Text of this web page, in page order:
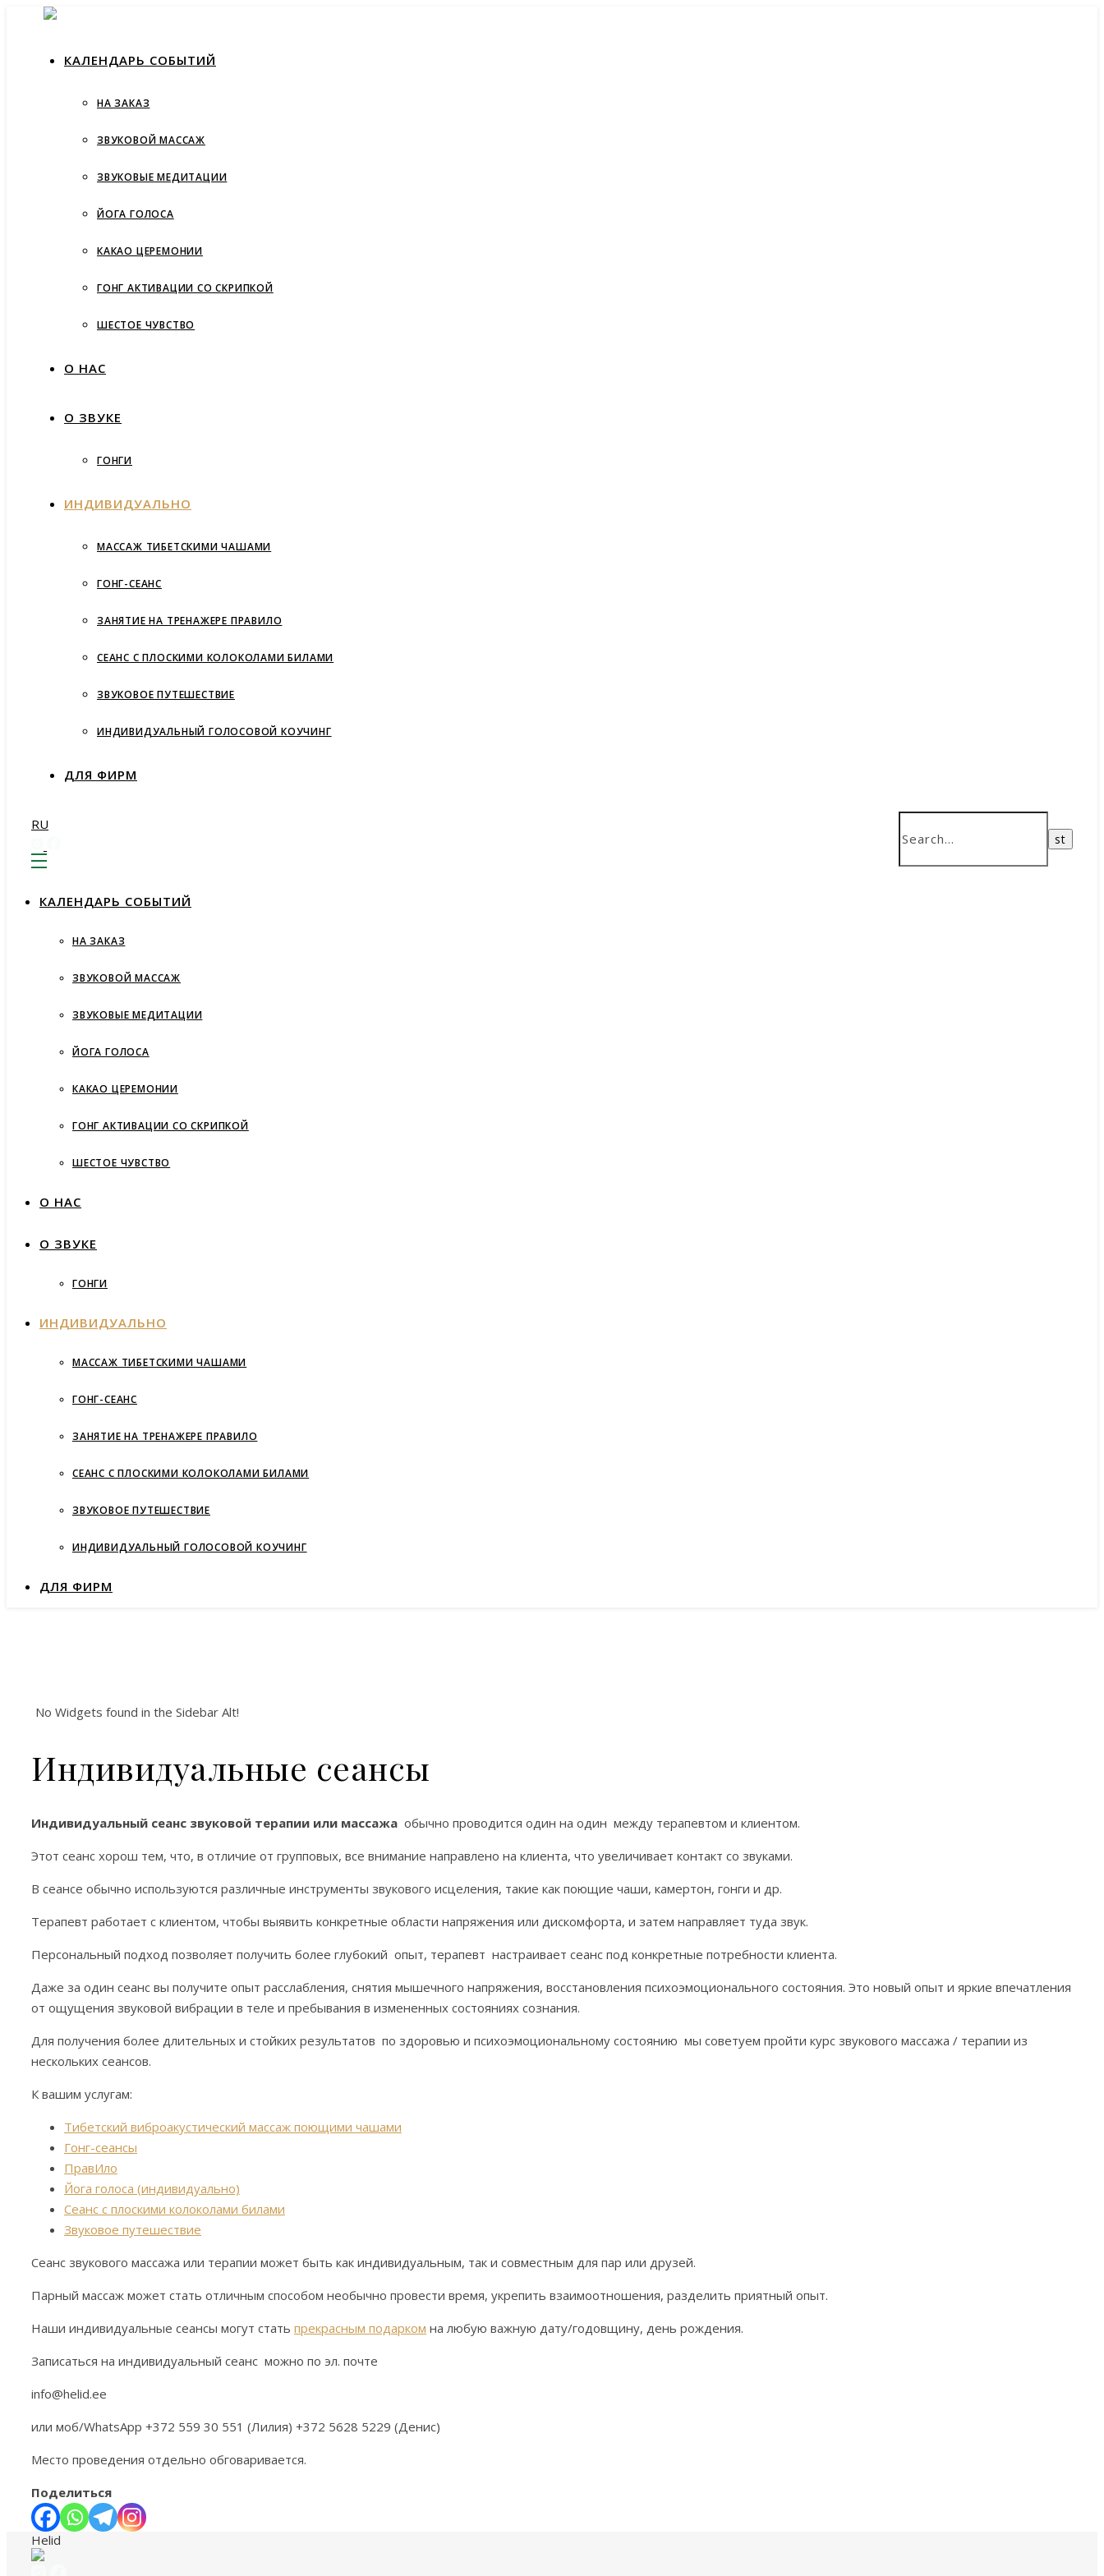
КАЛЕНДАРЬ СОБЫТИЙ
НА ЗАКАЗ
ЗВУКОВОЙ МАССАЖ
ЗВУКОВЫЕ МЕДИТАЦИИ
ЙОГА ГОЛОСА
КАКАО ЦЕРЕМОНИИ
ГОНГ АКТИВАЦИИ СО СКРИПКОЙ
ШЕСТОЕ ЧУВСТВО
О НАС
О ЗВУКЕ
ГОНГИ
ИНДИВИДУАЛЬНО
МАССАЖ ТИБЕТСКИМИ ЧАШАМИ
ГОНГ-СЕАНС
ЗАНЯТИЕ НА ТРЕНАЖЕРЕ ПРАВИЛО
СЕАНС С ПЛОСКИМИ КОЛОКОЛАМИ БИЛАМИ
ЗВУКОВОЕ ПУТЕШЕСТВИЕ
ИНДИВИДУАЛЬНЫЙ ГОЛОСОВОЙ КОУЧИНГ
ДЛЯ ФИРМ
RU
КАЛЕНДАРЬ СОБЫТИЙ
НА ЗАКАЗ
ЗВУКОВОЙ МАССАЖ
ЗВУКОВЫЕ МЕДИТАЦИИ
ЙОГА ГОЛОСА
КАКАО ЦЕРЕМОНИИ
ГОНГ АКТИВАЦИИ СО СКРИПКОЙ
ШЕСТОЕ ЧУВСТВО
О НАС
О ЗВУКЕ
ГОНГИ
ИНДИВИДУАЛЬНО
МАССАЖ ТИБЕТСКИМИ ЧАШАМИ
ГОНГ-СЕАНС
ЗАНЯТИЕ НА ТРЕНАЖЕРЕ ПРАВИЛО
СЕАНС С ПЛОСКИМИ КОЛОКОЛАМИ БИЛАМИ
ЗВУКОВОЕ ПУТЕШЕСТВИЕ
ИНДИВИДУАЛЬНЫЙ ГОЛОСОВОЙ КОУЧИНГ
ДЛЯ ФИРМ
No Widgets found in the Sidebar Alt!
Индивидуальные сеансы
Индивидуальный сеанс звуковой терапии или массажа обычно проводится один на один между терапевтом и клиентом.
Этот сеанс хорош тем, что, в отличие от групповых, все внимание направлено на клиента, что увеличивает контакт со звуками.
В сеансе обычно используются различные инструменты звукового исцеления, такие как поющие чаши, камертон, гонги и др.
Терапевт работает с клиентом, чтобы выявить конкретные области напряжения или дискомфорта, и затем направляет туда звук.
Персональный подход позволяет получить более глубокий опыт, терапевт настраивает сеанс под конкретные потребности клиента.
Даже за один сеанс вы получите опыт расслабления, снятия мышечного напряжения, восстановления психоэмоционального состояния. Это новый опыт и яркие впечатления
от ощущения звуковой вибрации в теле и пребывания в измененных состояниях сознания.
Для получения более длительных и стойких результатов по здоровью и психоэмоциональному состоянию мы советуем пройти курс звукового массажа / терапии из
нескольких сеансов.
К вашим услугам:
Тибетский виброакустический массаж поющими чашами
Гонг-сеансы
ПравИло
Йога голоса (индивидуально)
Сеанс с плоскими колоколами билами
Звуковое путешествие
Сеанс звукового массажа или терапии может быть как индивидуальным, так и совместным для пар или друзей.
Парный массаж может стать отличным способом необычно провести время, укрепить взаимоотношения, разделить приятный опыт.
Наши индивидуальные сеансы могут стать прекрасным подарком на любую важную дату/годовщину, день рождения.
Записаться на индивидуальный сеанс можно по эл. почте
info@helid.ee
или моб/WhatsApp +372 559 30 551 (Лилия) +372 5628 5229 (Денис)
Место проведения отдельно обговаривается.
Поделиться
Helid